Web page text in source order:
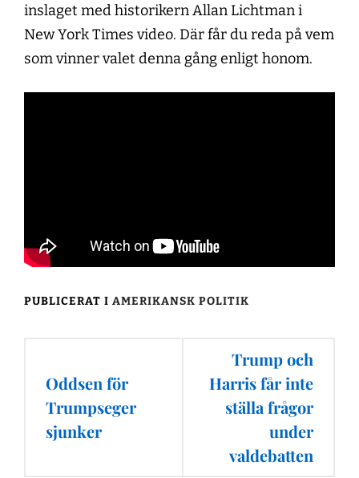
inslaget med historikern Allan Lichtman i
New York Times video. Där får du reda på vem
som vinner valet denna gång enligt honom.
PUBLICERAT I AMERIKANSK POLITIK
Oddsen för
Trumpseger
sjunker
Trump och
Harris får inte
ställa frågor
under
valdebatten